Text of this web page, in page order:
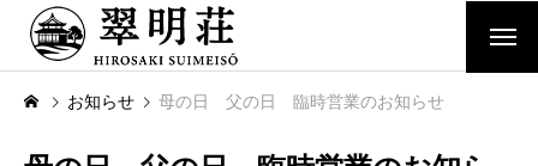
ホーム
翠明荘について
お知らせ 母の日 父の日 臨時営業のお知らせ